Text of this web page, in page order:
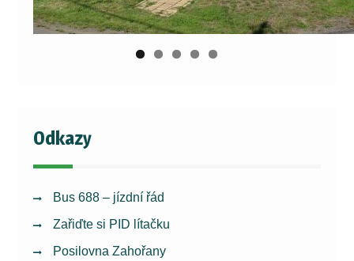
Odkazy
Bus 688 – jízdní řád
Zařiďte si PID lítačku
Posilovna Zahořany